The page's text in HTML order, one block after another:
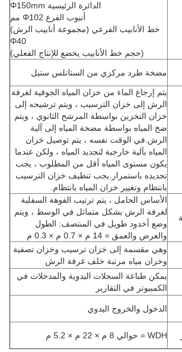
الدائرة الرئيسية Φ150mm
أنبوب الفرع Φ102 مم
خط الأنابيب الفرعي (مجموعة أنابيب الرش)
Φ40
(حجم خط الأنابيب يخضع للإنتاج الفعلي)
مضخة طرد مركزي من الستانلس ستيل
يتم إرجاع الماء من خزان المياه الجوفية لغرفة
الرش إلى خزان الترسيب ، ويتم ترشيحه إلى
خزان التخزين بواسطة المرشح الثانوي ، ويتم
ضخ المياه بواسطة مضخة المياه إلى آلية
الرش.في الوقت نفسه ، يتم توصيل خزان
المياه بآلية خارجية لتجديد المياه ، ولكن عندما
يكون مستوى المياه أقل من المطلوب ، يجب
تجديده باستمرار.يجب تنظيف خزان الترسيب
بانتظام وتغيير خزان المياه بانتظام.
الأساس الحامل ، يتم ترتيب الفوهة السفلية
لغرفة الرش بشكل متماثل في الوسط ، ويتم
وضع أخدود طويل في المنتصف: الطول
والعرض والعمق = 14 م × 0.7 م × 0.3 م
وهي مقسمة إلى خزان ترسيب وخزان تصفية
وخزان مياه مرتبة خلف غرفة الرش
يمكن طباعة السجلات اليدوية والمدخلات في
الكمبيوتر في التقارير
الدخول والخروج اليدوي
WDH = حوالي 8 م × 22 م × 5.2 م